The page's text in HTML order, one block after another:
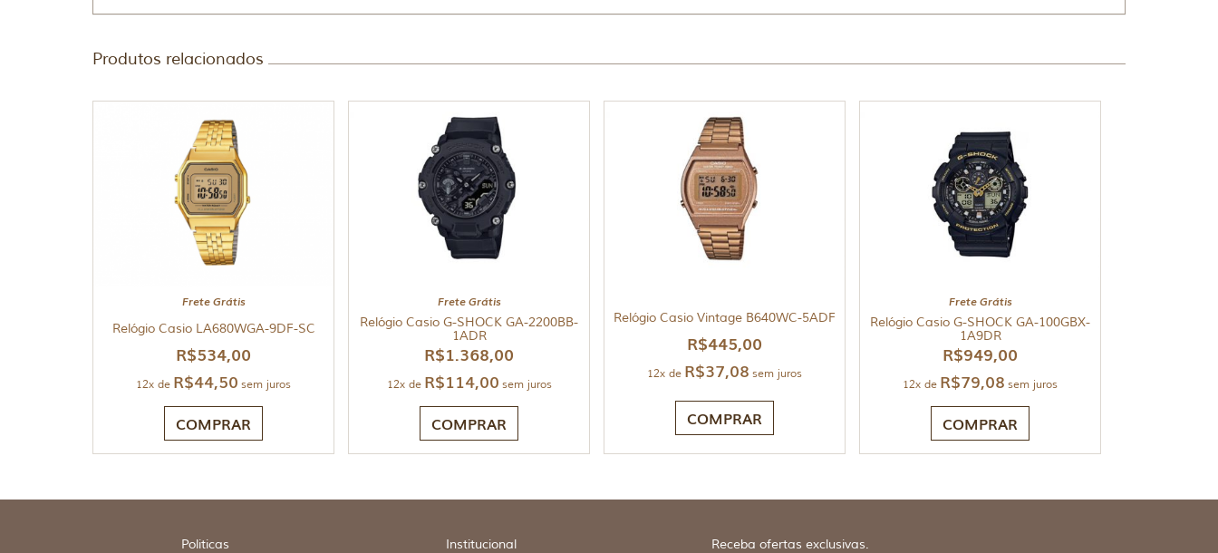
Produtos relacionados
Frete Grátis
Relógio Casio LA680WGA-9DF-SC
R$534,00
12x de R$44,50 sem juros
COMPRAR
Frete Grátis
Relógio Casio G-SHOCK GA-2200BB-
1ADR
R$1.368,00
12x de R$114,00 sem juros
COMPRAR
Relógio Casio Vintage B640WC-5ADF
R$445,00
12x de R$37,08 sem juros
COMPRAR
Frete Grátis
Relógio Casio G-SHOCK GA-100GBX-
1A9DR
R$949,00
12x de R$79,08 sem juros
COMPRAR
Politicas Institucional Receba ofertas exclusivas.